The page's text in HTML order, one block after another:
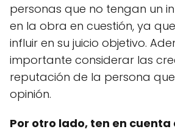
personas que no tengan un
en la obra en cuestión, ya
influir en su juicio objetivo.
importante considerar las
reputación de la persona
opinión.
Por otro lado, ten en cuenta